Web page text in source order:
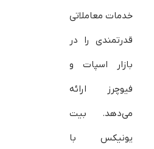
خدمات معاملاتی
قدرتمندی را در
بازار اسپات و
فیوچرز ارائه
می‌دهد. بیت
یونیکس با